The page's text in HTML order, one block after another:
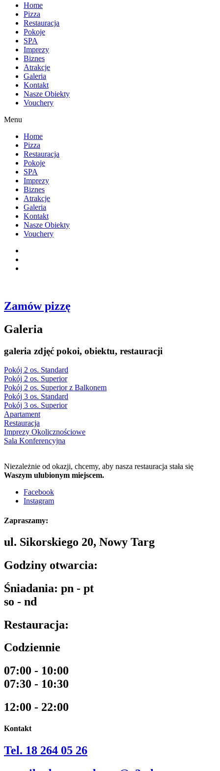
Home
Pizza
Restauracja
Pokoje
SPA
Imprezy
Biznes
Atrakcje
Galeria
Kontakt
Nasze Obiekty
Vouchery
Menu
Home
Pizza
Restauracja
Pokoje
SPA
Imprezy
Biznes
Atrakcje
Galeria
Kontakt
Nasze Obiekty
Vouchery
Zamów pizzę
Galeria
galeria zdjęć pokoi, obiektu, restauracji
Pokój 2 os. Standard
Pokój 2 os. Superior
Pokój 2 os. Superior z Balkonem
Pokój 3 os. Standard
Pokój 3 os. Superior
Apartament
Restauracja
Imprezy Okolicznościowe
Sala Konferencyjna
Niezależnie od okazji, chcemy, aby nasza restauracja stała się
Waszym ulubionym miejscem.
Facebook
Instagram
Zapraszamy:
ul. Sikorskiego 20, Nowy Targ
Godziny otwarcia:
Śniadania: pn - pt
so - nd
Restauracja:
Codziennie
07:00 - 10:00
07:30 - 10:30
12:00 - 22:00
Kontakt
Tel. 18 264 05 26